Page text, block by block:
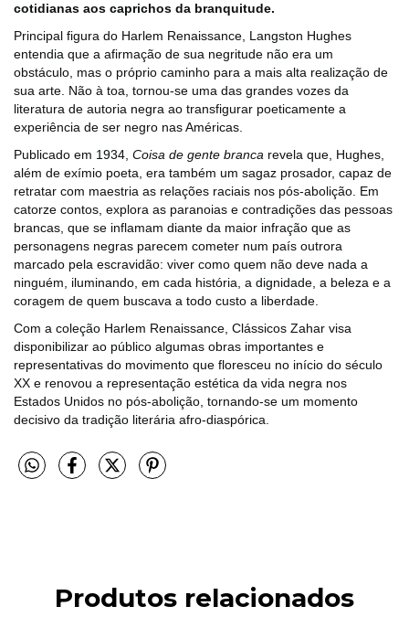
cotidianas aos caprichos da branquitude.
Principal figura do Harlem Renaissance, Langston Hughes
entendia que a afirmação de sua negritude não era um
obstáculo, mas o próprio caminho para a mais alta realização de
sua arte. Não à toa, tornou-se uma das grandes vozes da
literatura de autoria negra ao transfigurar poeticamente a
experiência de ser negro nas Américas.
Publicado em 1934, Coisa de gente branca revela que, Hughes,
além de exímio poeta, era também um sagaz prosador, capaz de
retratar com maestria as relações raciais nos pós-abolição. Em
catorze contos, explora as paranoias e contradições das pessoas
brancas, que se inflamam diante da maior infração que as
personagens negras parecem cometer num país outrora
marcado pela escravidão: viver como quem não deve nada a
ninguém, iluminando, em cada história, a dignidade, a beleza e a
coragem de quem buscava a todo custo a liberdade.
Com a coleção Harlem Renaissance, Clássicos Zahar visa
disponibilizar ao público algumas obras importantes e
representativas do movimento que floresceu no início do século
XX e renovou a representação estética da vida negra nos
Estados Unidos no pós-abolição, tornando-se um momento
decisivo da tradição literária afro-diaspórica.
Produtos relacionados